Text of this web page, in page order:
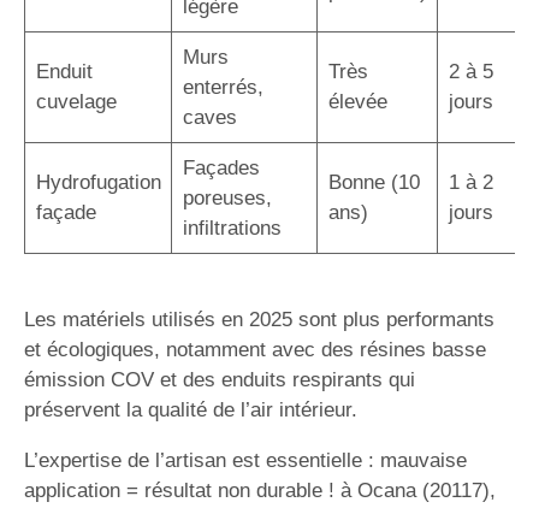
légère
Enduit
cuvelage
Murs
enterrés,
caves
Très
élevée
2 à 5
jours
Hydrofugation
façade
Façades
poreuses,
infiltrations
Bonne (10
ans)
1 à 2
jours
Les matériels utilisés en 2025 sont plus performants
et écologiques, notamment avec des résines basse
émission COV et des enduits respirants qui
préservent la qualité de l’air intérieur.
L’expertise de l’artisan est essentielle : mauvaise
application = résultat non durable ! à Ocana (20117),